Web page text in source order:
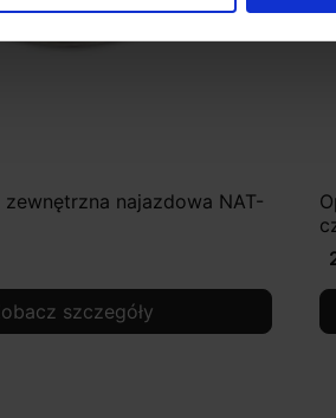
zewnętrzna najazdowa NAT-
szczegóły